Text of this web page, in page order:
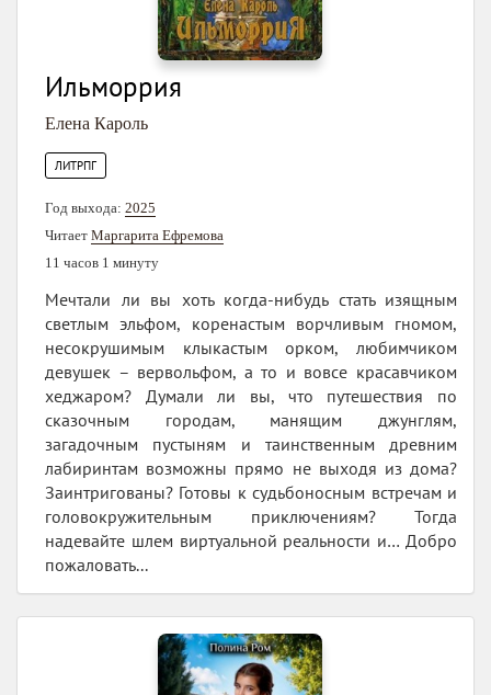
Ильморрия
Елена Кароль
ЛИТРПГ
Год выхода: 2025
Читает Маргарита Ефремова
11 часов 1 минуту
Мечтали ли вы хоть когда-нибудь стать изящным
светлым эльфом, коренастым ворчливым гномом,
несокрушимым клыкастым орком, любимчиком
девушек – вервольфом, а то и вовсе красавчиком
хеджаром? Думали ли вы, что путешествия по
сказочным городам, манящим джунглям,
загадочным пустыням и таинственным древним
лабиринтам возможны прямо не выходя из дома?
Заинтригованы? Готовы к судьбоносным встречам и
головокружительным приключениям? Тогда
надевайте шлем виртуальной реальности и… Добро
пожаловать...